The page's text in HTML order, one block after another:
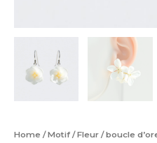
Home /Motif /Fleur / boucle